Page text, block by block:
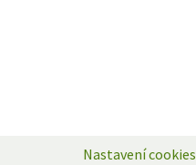
Nastavení cookies